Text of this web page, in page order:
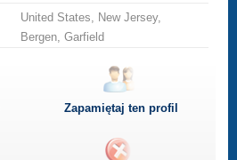
United States, New Jersey,
Bergen, Garfield
Zapamiętaj ten profil